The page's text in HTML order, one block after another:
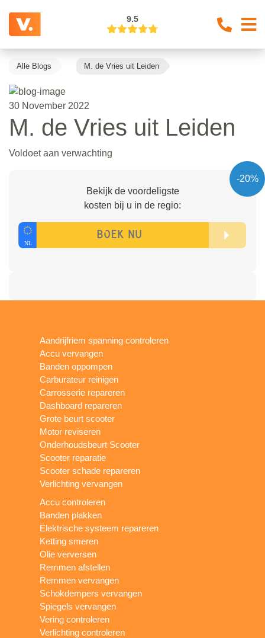
9.5
Alle Blogs M. de Vries uit Leiden
30 November 2022
M. de Vries uit Leiden
Voldoet aan verwachting
-20%
Bekijk de voordeligste
kosten bij u in de regio:
Aandrijfriem spanning controleren
Accu vervangen
Banden oppompen
Carburateur reinigen
Carrosserie repareren
Dashboard repareren
Grote beurt scooter
Motor reviseren
Onderhoudsbeurt Scooter
Scooter reparatie
Scooter schade repareren
Verlichting vervangen
Accu controleren
Banden plakken
Elektrische systeem repareren
Ketting smeren
Olie verversen
Remmen afstellen
Remmen vervangen
Schokdempers vervangen
Spiegels vervangen
Vering controleren
Verlichting controleren